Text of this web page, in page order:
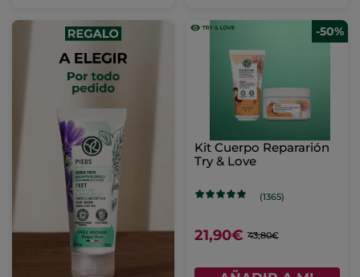
-50%
Kit Cuerpo Repararión
Try & Love
(1365)
21,90€ 43,80€